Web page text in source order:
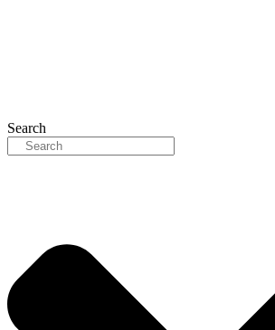
Search